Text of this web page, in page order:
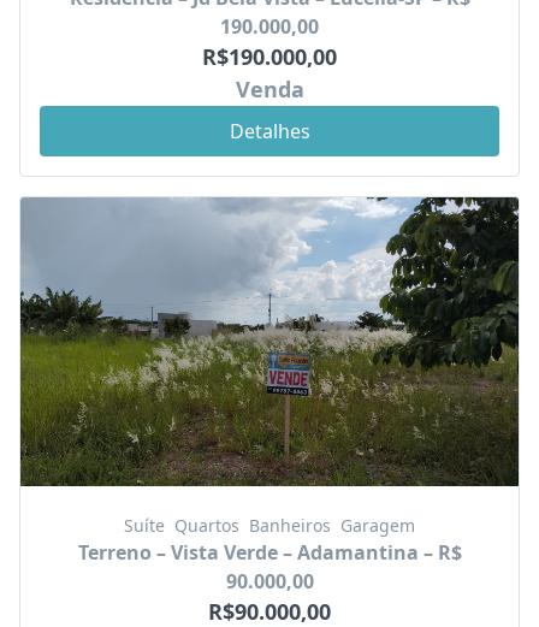
190.000,00
R$190.000,00
Venda
Detalhes
Suíte Quartos Banheiros Garagem
Terreno – Vista Verde – Adamantina – R$
90.000,00
R$90.000,00